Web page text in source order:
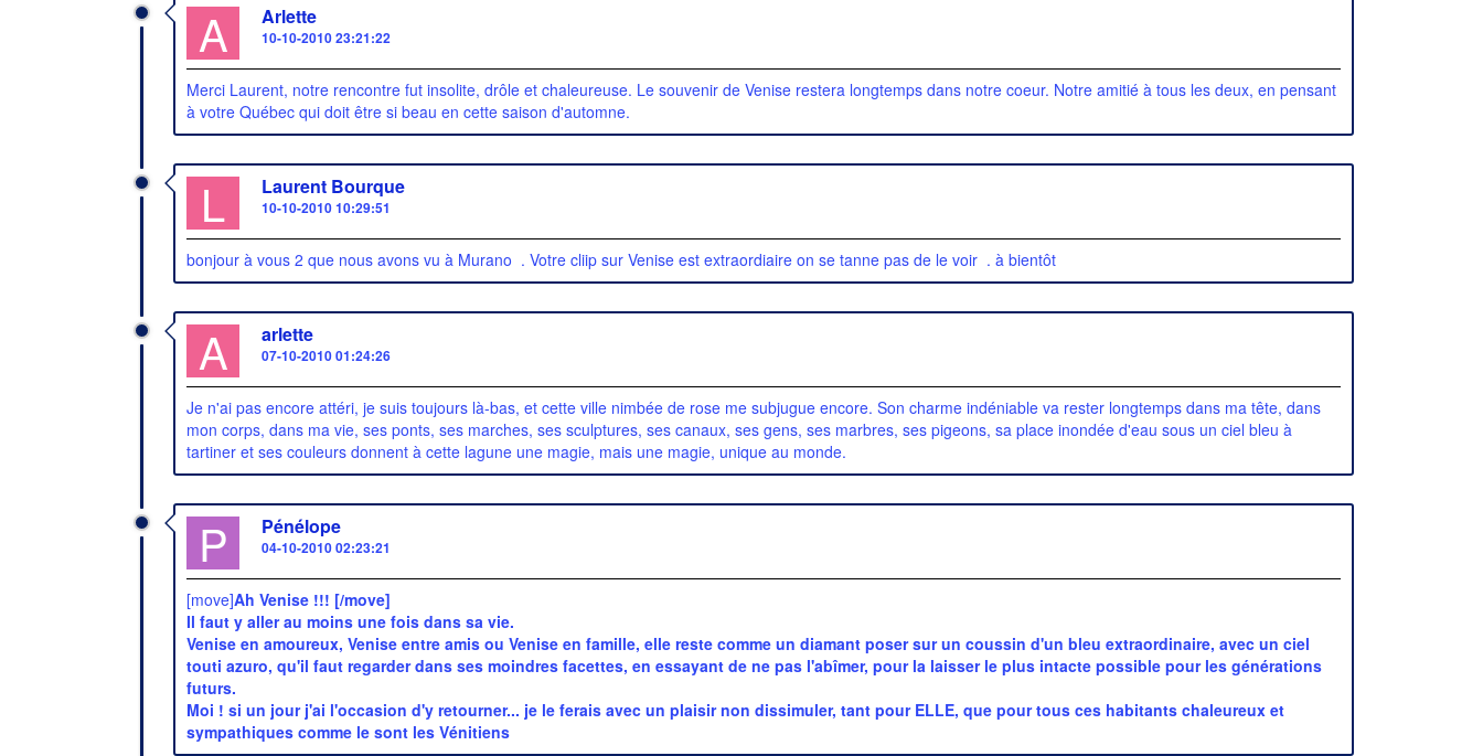
A Arlette
10-10-2010 23:21:22
Merci Laurent, notre rencontre fut insolite, drôle et chaleureuse. Le souvenir de Venise restera longtemps dans notre coeur. Notre amitié à tous les deux, en pensant
à votre Québec qui doit être si beau en cette saison d'automne.
L Laurent Bourque
10-10-2010 10:29:51
bonjour à vous 2 que nous avons vu à Murano . Votre cliip sur Venise est extraordiaire on se tanne pas de le voir . à bientôt
A arlette
07-10-2010 01:24:26
Je n'ai pas encore attéri, je suis toujours là-bas, et cette ville nimbée de rose me subjugue encore. Son charme indéniable va rester longtemps dans ma tête, dans
mon corps, dans ma vie, ses ponts, ses marches, ses sculptures, ses canaux, ses gens, ses marbres, ses pigeons, sa place inondée d'eau sous un ciel bleu à
tartiner et ses couleurs donnent à cette lagune une magie, mais une magie, unique au monde.
P Pénélope
04-10-2010 02:23:21
[move]Ah Venise !!! [/move]
Il faut y aller au moins une fois dans sa vie.
Venise en amoureux, Venise entre amis ou Venise en famille, elle reste comme un diamant poser sur un coussin d'un bleu extraordinaire, avec un ciel
touti azuro, qu'il faut regarder dans ses moindres facettes, en essayant de ne pas l'abîmer, pour la laisser le plus intacte possible pour les générations
futurs.
Moi ! si un jour j'ai l'occasion d'y retourner... je le ferais avec un plaisir non dissimuler, tant pour ELLE, que pour tous ces habitants chaleureux et
sympathiques comme le sont les Vénitiens